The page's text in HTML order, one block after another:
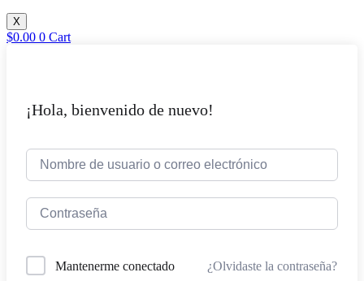
X
$0.00 0 Cart
¡Hola, bienvenido de nuevo!
Mantenerme conectado ¿Olvidaste la contraseña?